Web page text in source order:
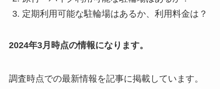
定期利用可能な駐輪場はあるか、利用料金は？
2024年3月時点の情報になります。
調査時点での最新情報を記事に掲載しています。